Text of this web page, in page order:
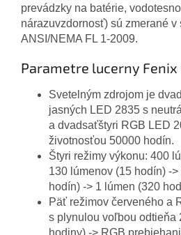
prevádzky na batérie,
nárazuvzdornosť) sú zmerané v
ANSI/NEMA FL 1-2009.
Parametre lucerny Fenix
Svetelným zdrojom je
jasných LED 2835 s
a dvadsaťštyri RGB LED
životnosťou 50000 hodín.
Štyri režimy výkonu: 400
130 lúmenov (15 hodín) -
hodín) -> 1 lúmen (320
Päť režimov červeného a
s plynulou voľbou odtieňa
hodiny) -> RGB